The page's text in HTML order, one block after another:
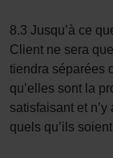
8.3 Jusqu’à ce
Client ne sera
tiendra séparées
qu’elles sont la
satisfaisant et
quels qu’ils